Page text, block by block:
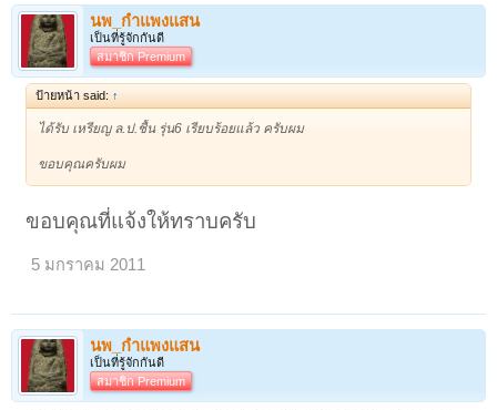
นพ_กำแพงแสน
เป็นที่รู้จักกันดี
สมาชิก Premium
ป้ายหน้า said: ↑
ได้รับ เหรียญ ล.ป.ชื้น รุ่น6 เรียบร้อยแล้ว ครับผม
ขอบคุณครับผม
ขอบคุณที่แจ้งให้ทราบครับ
5 มกราคม 2011
นพ_กำแพงแสน
เป็นที่รู้จักกันดี
สมาชิก Premium